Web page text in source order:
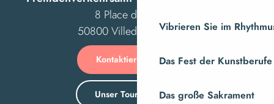
Vibrieren Sie im
Das Fest der Kunstberufe
Das große Sakrament
8 Place des Costils
50800 Villedieu-les-Poêles
Kontaktieren Sie uns
Unser Tourismusbüro